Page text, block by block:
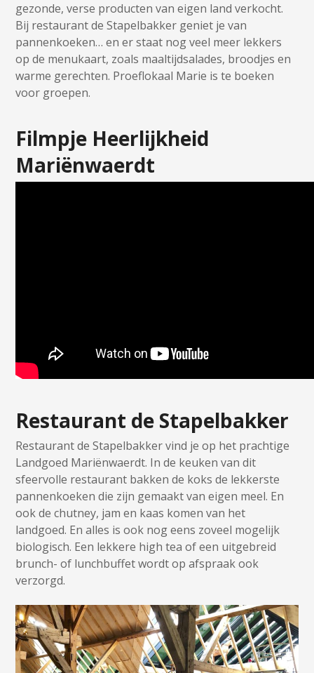
gezonde, verse producten van eigen land verkocht.
Bij restaurant de Stapelbakker geniet je van
pannenkoeken… en er staat nog veel meer lekkers
op de menukaart, zoals maaltijdsalades, broodjes en
warme gerechten. Proeflokaal Marie is te boeken
voor groepen.
Filmpje Heerlijkheid
Mariënwaerdt
Restaurant de Stapelbakker
Restaurant de Stapelbakker vind je op het prachtige
Landgoed Mariënwaerdt. In de keuken van dit
sfeervolle restaurant bakken de koks de lekkerste
pannenkoeken die zijn gemaakt van eigen meel. En
ook de chutney, jam en kaas komen van het
landgoed. En alles is ook nog eens zoveel mogelijk
biologisch. Een lekkere high tea of een uitgebreid
brunch- of lunchbuffet wordt op afspraak ook
verzorgd.